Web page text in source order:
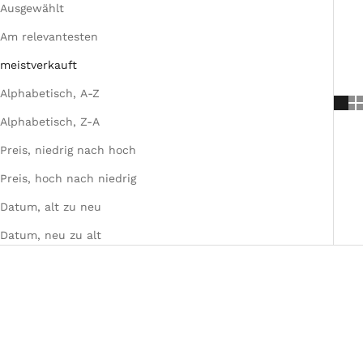
Ausgewählt
Am relevantesten
meistverkauft
Alphabetisch, A-Z
Alphabetisch, Z-A
Preis, niedrig nach hoch
Preis, hoch nach niedrig
Datum, alt zu neu
Datum, neu zu alt